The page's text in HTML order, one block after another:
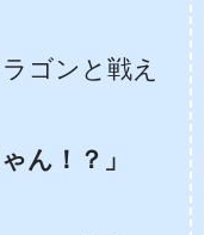
ゴンと戦え
ん！？」